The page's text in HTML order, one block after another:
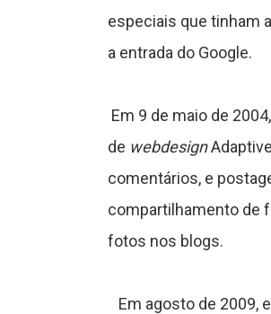
especiais que tinham
a entrada do Google.
Em 9 de maio de
de webdesign
comentários, e
compartilhamento de
fotos nos blogs.
Em agosto de 2009,